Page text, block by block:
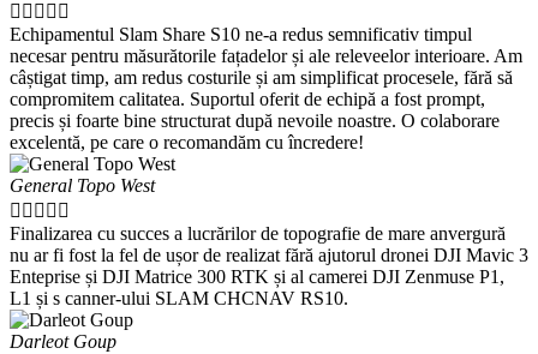
    
Echipamentul Slam Share S10 ne-a redus semnificativ timpul
necesar pentru măsurătorile fațadelor și ale releveelor interioare. Am
câștigat timp, am redus costurile și am simplificat procesele, fără să
compromitem calitatea. Suportul oferit de echipă a fost prompt,
precis și foarte bine structurat după nevoile noastre. O colaborare
excelentă, pe care o recomandăm cu încredere!
General Topo West
    
Finalizarea cu succes a lucrărilor de topografie de mare anvergură
nu ar fi fost la fel de ușor de realizat fără ajutorul dronei DJI Mavic 3
Enteprise și DJI Matrice 300 RTK și al camerei DJI Zenmuse P1,
L1 și s canner-ului SLAM CHCNAV RS10.
Darleot Goup